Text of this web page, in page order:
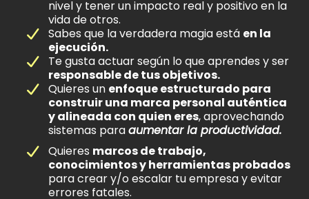
nivel y tener un impacto real y positivo en la
vida de otros.
Sabes que la verdadera magia está en la
ejecución.
Te gusta actuar según lo que aprendes y ser
responsable de tus objetivos.
Quieres un enfoque estructurado para
construir una marca personal auténtica
y alineada con quien eres, aprovechando
sistemas paraaumentar la productividad.
Quieres marcos de trabajo,
conocimientos y herramientas probados
para crear y/o escalar tu empresa y evitar
errores fatales.